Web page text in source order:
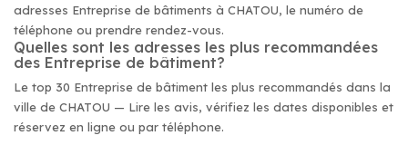
adresses Entreprise de bâtiments à CHATOU, le numéro de
téléphone ou prendre rendez-vous.
Quelles sont les adresses les plus recommandées
des Entreprise de bâtiment?
Le top 30 Entreprise de bâtiment les plus recommandés dans la
ville de CHATOU — Lire les avis, vérifiez les dates disponibles et
réservez en ligne ou par téléphone.